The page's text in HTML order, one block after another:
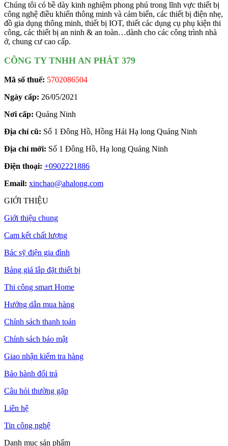
Chúng tôi có bề dày kinh nghiệm phong phú trong lĩnh vực thiết bị
công nghệ điều khiển thông minh và cảm biến, các thiết bị điện nhẹ,
đồ gia dụng thông minh, thiết bị IOT, thiết các dụng cụ phụ kiện thi
công, các thiết bị an ninh & an toàn…dành cho các công trình nhà
ở, chung cư cao cấp.
CÔNG TY TNHH AN PHÁT 379
Mã số thuế: 5702086504
Ngày cấp: 26/05/2021
Nơi cấp: Quảng Ninh
Địa chỉ cũ: Số 1 Đông Hồ, Hồng Hải Hạ long Quảng Ninh
Địa chỉ mới: Số 1 Đông Hồ, Hạ long Quảng Ninh
Điện thoại: +0902221886
Email: xinchao@ahalong.com
GIỚI THIỆU
Giới thiệu chung
Cam kết chất lượng
Bác sỹ điện gia đình
Bảng giá lắp đặt thiết bị
Thi công smart Home
Hướng dẫn mua hàng
Chính sách thanh toán
Chính sách bảo mật
Giao nhận kiểm tra hàng
Bảo hành đổi trả
Câu hỏi thường gặp
Liên hệ
Tin công nghệ
Danh mục sản phẩm